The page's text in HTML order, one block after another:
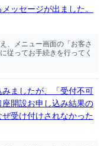
ッセージが出ました。
、メニュー画面の「お客さ
従ってお手続きを行ってく
ましたが、「受付不可
開設お申し込み結果の
受け付けされなかった